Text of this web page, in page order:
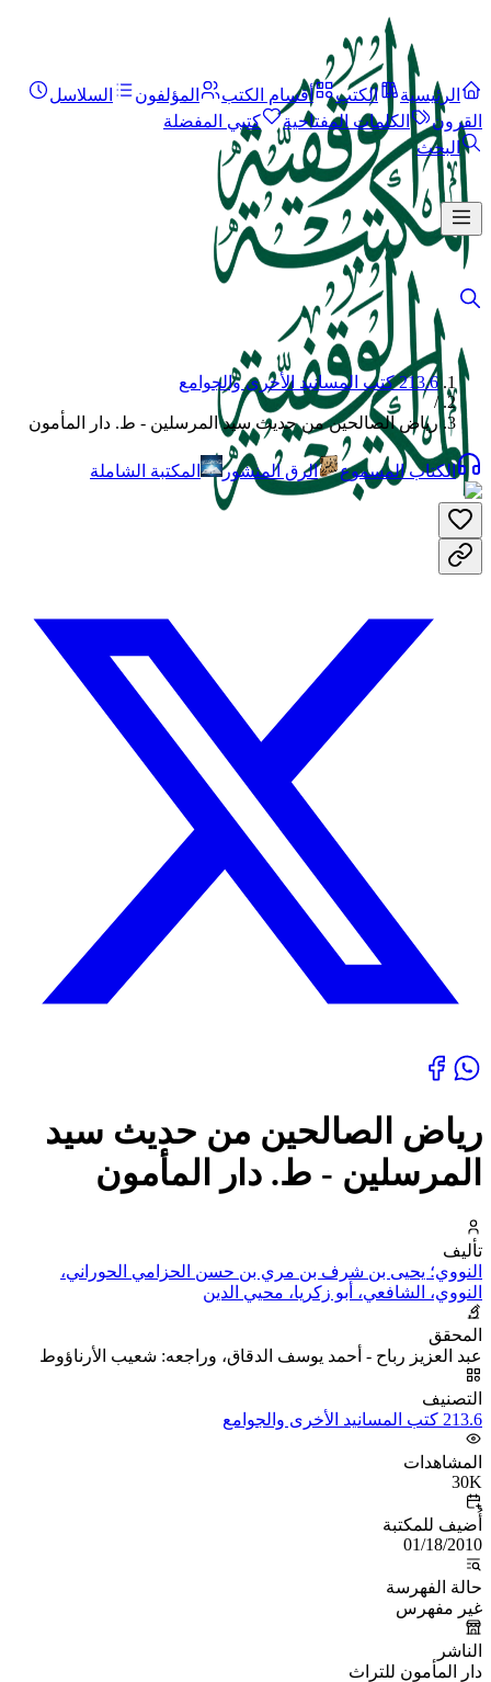
الرئيسية الكتب أقسام الكتب المؤلفون
السلاسل
القرون
الكلمات المفتاحية
كتبي المفضلة
البحث
213.6 كتب المسانيد الأخرى والجوامع
/
رياض الصالحين من حديث سيد المرسلين - ط. دار المأمون
الكتاب المسموع الرق المنشور المكتبة الشاملة
رياض الصالحين من حديث سيد
المرسلين - ط. دار المأمون
تأليف
النووي؛ يحيى بن شرف بن مري بن حسن الحزامي الحوراني،
النووي، الشافعي، أبو زكريا، محيي الدين
المحقق
عبد العزيز رباح - أحمد يوسف الدقاق، وراجعه: شعيب الأرناؤوط
التصنيف
213.6 كتب المسانيد الأخرى والجوامع
المشاهدات
30K
أُضيف للمكتبة
01/18/2010
حالة الفهرسة
غير مفهرس
الناشر
دار المأمون للتراث